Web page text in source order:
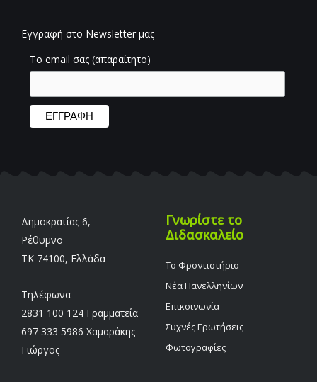
Εγγραφή στο Newsletter μας
Το email σας (απαραίτητο)
Δημοκρατίας 6,
Ρέθυμνο
TK 74100, Ελλάδα
Τηλέφωνα
2831 100 124 Γραμματεία
697 333 5986 Χαμαράκης
Γιώργος
Γνωρίστε το
Διδασκαλείο
Το Φροντιστήριο
Νέα Πανελληνίων
Επικοινωνία
Συχνές Ερωτήσεις
Φωτογραφίες